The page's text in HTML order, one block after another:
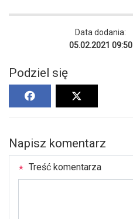
Data dodania:
05.02.2021 09:50
Podziel się
Napisz komentarz
Treść komentarza